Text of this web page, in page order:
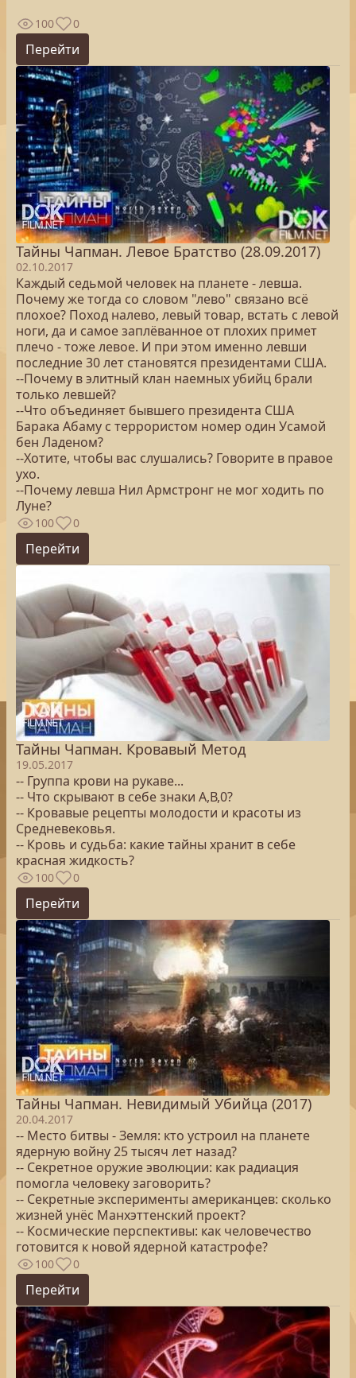
100 0
Перейти
Тайны Чапман. Левое Братство (28.09.2017)
02.10.2017
Каждый седьмой человек на планете - левша.
Почему же тогда со словом "лево" связано всё
плохое? Поход налево, левый товар, встать с левой
ноги, да и самое заплёванное от плохих примет
плечо - тоже левое. И при этом именно левши
последние 30 лет становятся президентами США.
--Почему в элитный клан наемных убийц брали
только левшей?
--Что объединяет бывшего президента США
Барака Абаму с террористом номер один Усамой
бен Ладеном?
--Хотите, чтобы вас слушались? Говорите в правое
ухо.
--Почему левша Нил Армстронг не мог ходить по
Луне?
100 0
Перейти
Тайны Чапман. Кровавый Метод
19.05.2017
-- Группа крови на рукаве...
-- Что скрывают в себе знаки А,В,0?
-- Кровавые рецепты молодости и красоты из
Средневековья.
-- Кровь и судьба: какие тайны хранит в себе
красная жидкость?
100 0
Перейти
Тайны Чапман. Невидимый Убийца (2017)
20.04.2017
-- Место битвы - Земля: кто устроил на планете
ядерную войну 25 тысяч лет назад?
-- Секретное оружие эволюции: как радиация
помогла человеку заговорить?
-- Секретные эксперименты американцев: сколько
жизней унёс Манхэттенский проект?
-- Космические перспективы: как человечество
готовится к новой ядерной катастрофе?
100 0
Перейти